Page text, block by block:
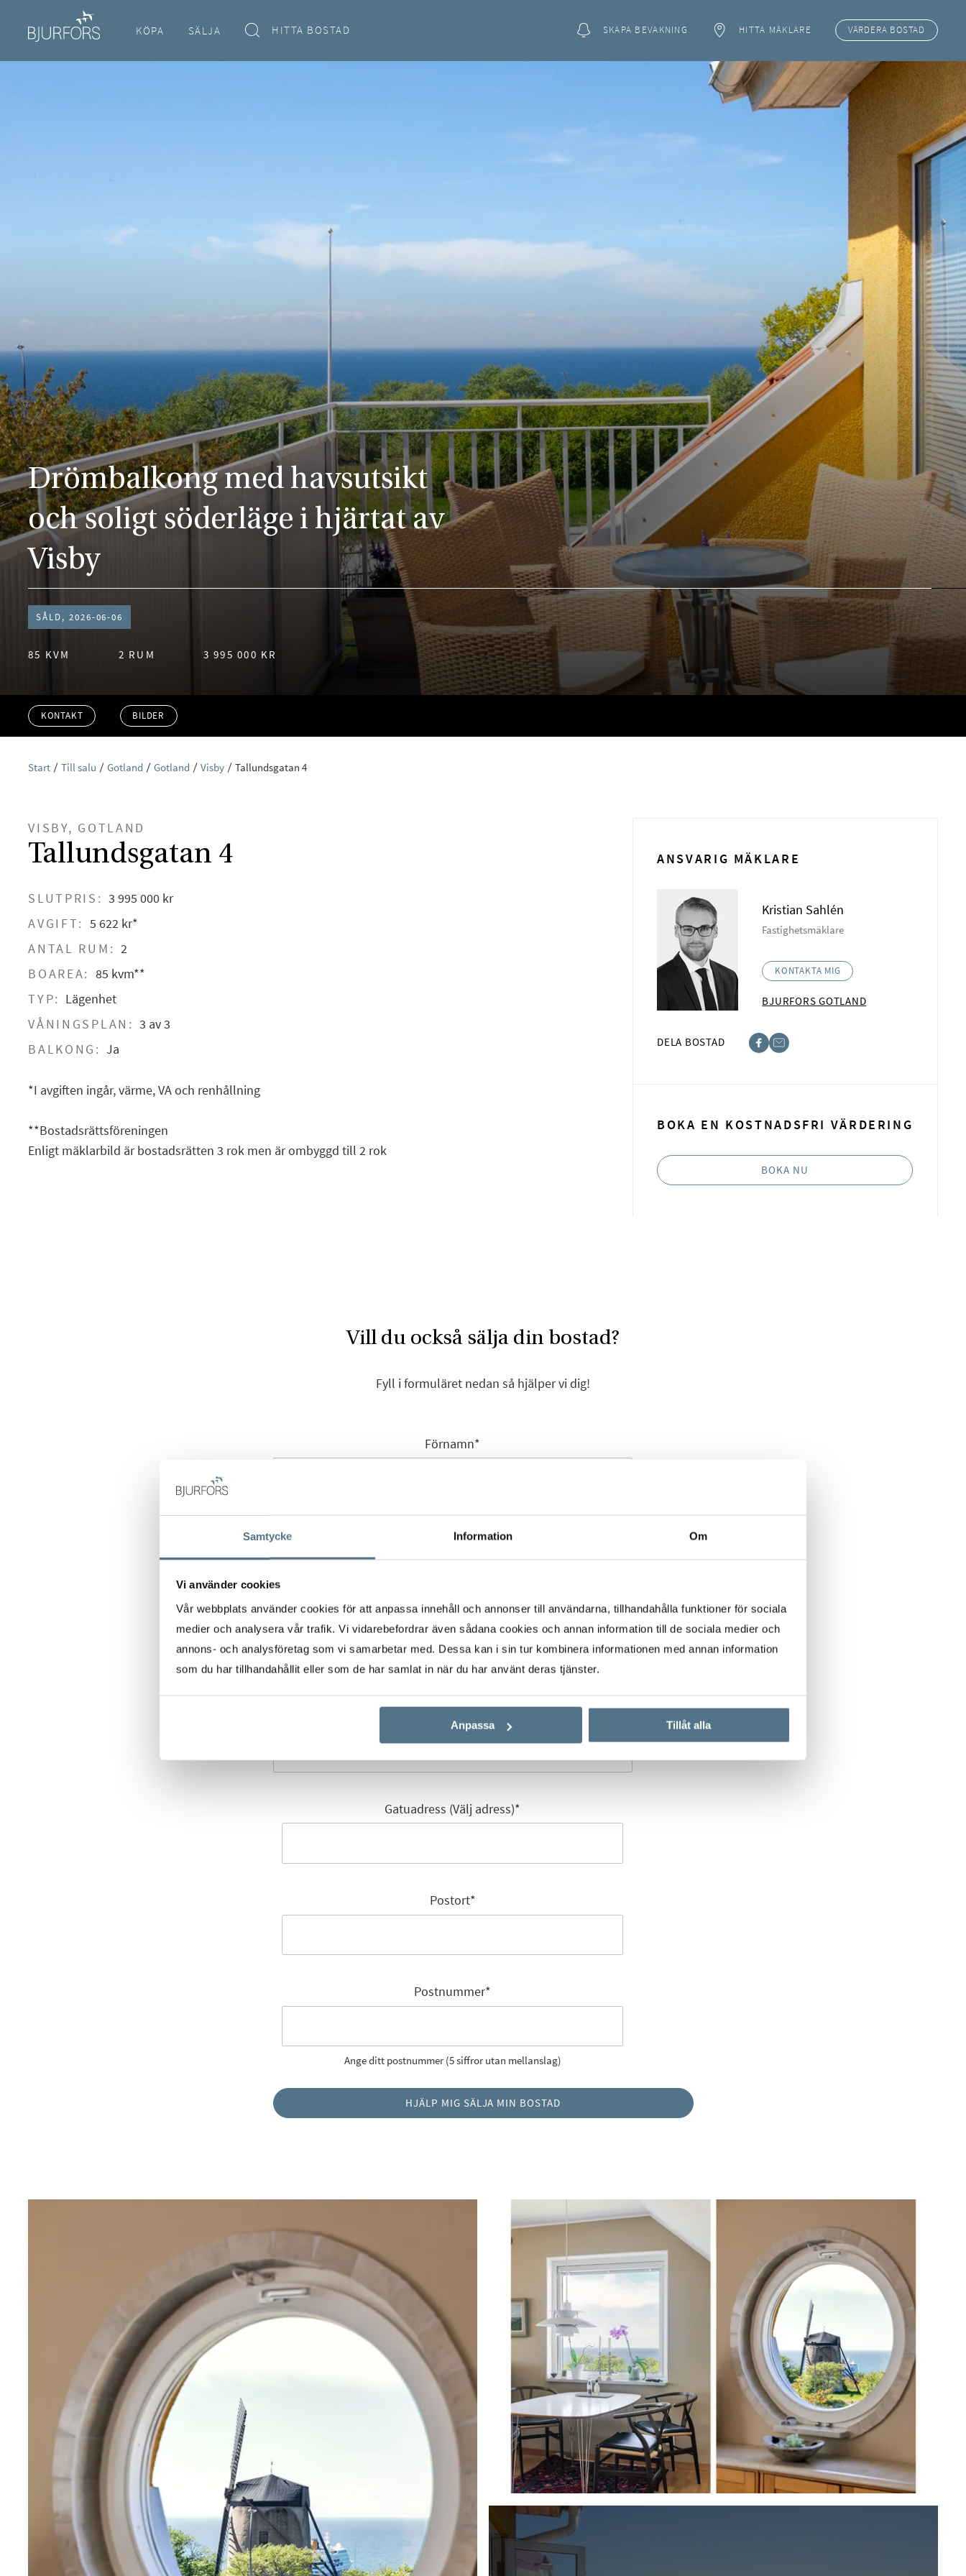
Samtycke Information Om
Vi använder cookies
Vår webbplats använder cookies för att anpassa innehåll och annonser till användarna, tillhandahålla funktioner för sociala
medier och analysera vår trafik. Vi vidarebefordrar även sådana cookies och annan information till de sociala medier och
annons- och analysföretag som vi samarbetar med. Dessa kan i sin tur kombinera informationen med annan information
som du har tillhandahållit eller som de har samlat in när du har använt deras tjänster.
Anpassa Tillåt alla
KÖPA SÄLJA HITTA BOSTAD SKAPA BEVAKNING HITTA MÄKLARE VÄRDERA BOSTAD
Drömbalkong med havsutsikt
och soligt söderläge i hjärtat av
Visby
SÅLD, 2026-06-06
85 KVM 2 RUM 3 995 000 KR
KONTAKT BILDER
Start Till salu Gotland Gotland Visby Tallundsgatan 4
VISBY, GOTLAND
Tallundsgatan 4
SLUTPRIS: 3 995 000 kr
AVGIFT: 5 622 kr*
ANTAL RUM: 2
BOAREA: 85 kvm**
TYP: Lägenhet
VÅNINGSPLAN: 3 av 3
BALKONG: Ja
*I avgiften ingår, värme, VA och renhållning
**Bostadsrättsföreningen
Enligt mäklarbild är bostadsrätten 3 rok men är ombyggd till 2 rok
ANSVARIG MÄKLARE
Kristian Sahlén
Fastighetsmäklare
KONTAKTA MIG
BJURFORS GOTLAND
DELA BOSTAD
BOKA EN KOSTNADSFRI VÄRDERING
BOKA NU
Vill du också sälja din bostad?
Fyll i formuläret nedan så hjälper vi dig!
Förnamn*
Efternamn*
Mobilnummer*
E-post
Gatuadress (Välj adress)*
Postort*
Postnummer*
Ange ditt postnummer (5 siffror utan mellanslag)